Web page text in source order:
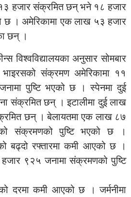
हजार संक्रमित छन् भने १८ हजार
छ । अमेरिकामा एक लाख ५३ हजार
छन् ।
विश्वविद्यालयका अनुसार सोमबार
संक्रमण अमेरिकामा ११
पुष्टि भएको छ । स्पेनमा दुई
संक्रमित छन् । इटालीमा दुई लाख
छन् । बेलायतमा एक लाख ८७
संक्रमणको पुष्टि भएको छ ।
बढ्दो रफ्तारमा कमी आएको छ ।
९२५ जनामा संक्रमणको पुष्टि
दरमा कमी आएको छ । जर्मनीमा